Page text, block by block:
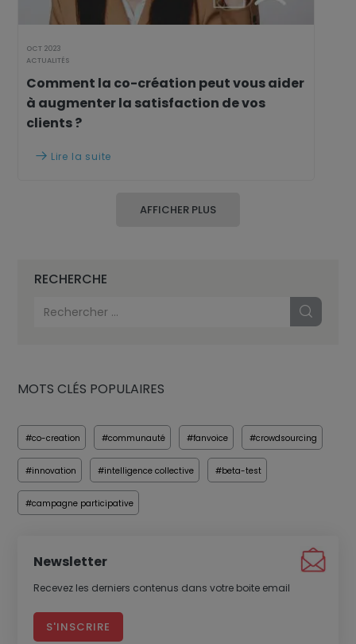
OCT 2023
ACTUALITÉS
Comment la co-création peut vous aider
à augmenter la satisfaction de vos
clients ?
 Lire la suite
AFFICHER PLUS
RECHERCHE
MOTS CLÉS POPULAIRES
#co-creation #communauté #fanvoice #crowdsourcing
#innovation #intelligence collective #beta-test
#campagne participative
Newsletter
Recevez les derniers contenus dans votre boite email
S'INSCRIRE